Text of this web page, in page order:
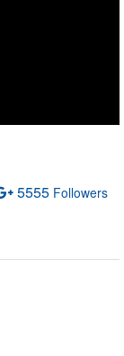
5555 Followers